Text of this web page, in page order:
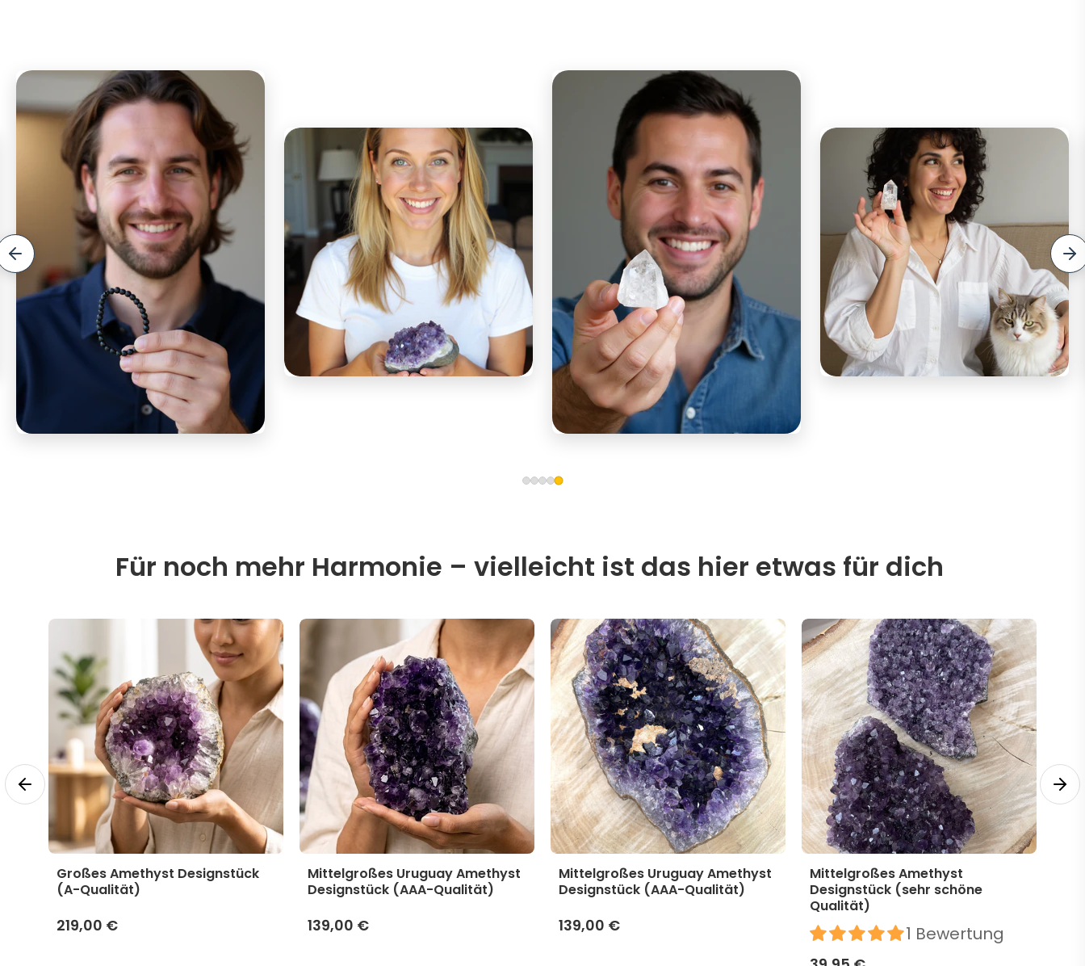
Für noch mehr Harmonie – vielleicht ist das hier etwas für dich
Großes Amethyst Designstück
(A-Qualität)
219,00 €
Mittelgroßes Uruguay Amethyst
Designstück (AAA-Qualität)
139,00 €
Mittelgroßes Uruguay Amethyst
Designstück (AAA-Qualität)
139,00 €
Mittelgroßes Amethyst
Designstück (sehr schöne
Qualität)
1 Bewertung